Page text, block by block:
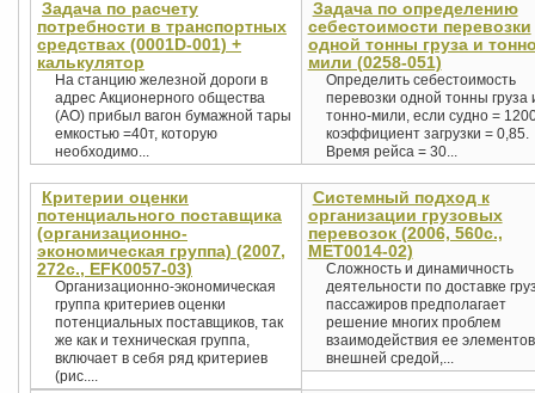
Задача по расчету
потребности в транспортных
средствах (0001D-001) +
калькулятор
На станцию железной дороги в
адрес Акционерного общества
(АО) прибыл вагон бумажной тары
емкостью =40т, которую
необходимо...
Задача по определению
себестоимости перевозки
одной тонны груза и
мили (0258-051)
Определить себестоимость
перевозки одной тонны груза
тонно-мили, если судно =
коэффициент загрузки = 0,85.
Время рейса = 30...
Критерии оценки
потенциального поставщика
(организационно-
экономическая группа) (2007,
272c., EFK0057-03)
Организационно-экономическая
группа критериев оценки
потенциальных поставщиков, так
же как и техническая группа,
включает в себя ряд критериев
(рис....
Системный подход к
организации грузовых
перевозок (2006, 560с.,
MET0014-02)
Сложность и динамичность
деятельности по доставке
пассажиров предполагает
решение многих проблем
взаимодействия ее
внешней средой,...